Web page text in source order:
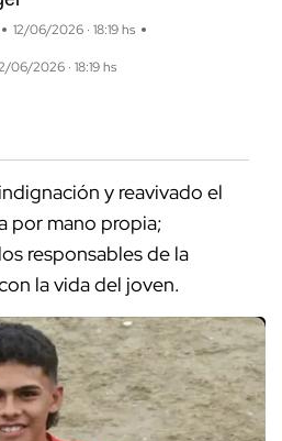
12/06/2026 · 18:19 hs
06/2026 · 18:19 hs
y reavivado el
por mano propia;
responsables de la
la vida del joven.